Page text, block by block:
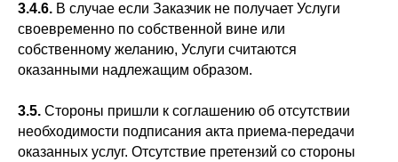
3.4.6. В случае если Заказчик не получает Услуги
своевременно по собственной вине или
собственному желанию, Услуги считаются
оказанными надлежащим образом.
3.5. Стороны пришли к соглашению об отсутствии
необходимости подписания акта приема-передачи
оказанных услуг. Отсутствие претензий со стороны